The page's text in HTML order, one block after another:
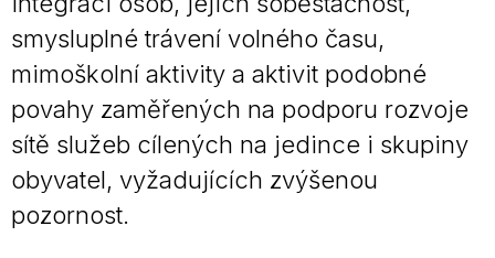
smysluplné trávení volného času,
mimoškolní aktivity a aktivit podobné
povahy zaměřených na podporu rozvoje
sítě služeb cílených na jedince i skupiny
obyvatel, vyžadujících zvýšenou
pozornost.